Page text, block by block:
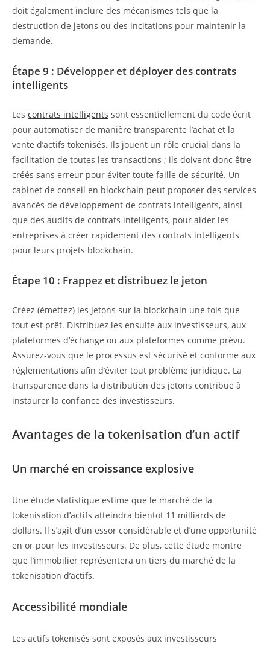
doit également inclure des mécanismes tels que la
destruction de jetons ou des incitations pour maintenir la
demande.
Étape 9 : Développer et déployer des contrats
intelligents
Les contrats intelligents sont essentiellement du code écrit
pour automatiser de manière transparente l’achat et la
vente d’actifs tokenisés. Ils jouent un rôle crucial dans la
facilitation de toutes les transactions ; ils doivent donc être
créés sans erreur pour éviter toute faille de sécurité. Un
cabinet de conseil en blockchain peut proposer des services
avancés de développement de contrats intelligents, ainsi
que des audits de contrats intelligents, pour aider les
entreprises à créer rapidement des contrats intelligents
pour leurs projets blockchain.
Étape 10 : Frappez et distribuez le jeton
Créez (émettez) les jetons sur la blockchain une fois que
tout est prêt. Distribuez les ensuite aux investisseurs, aux
plateformes d’échange ou aux plateformes comme prévu.
Assurez-vous que le processus est sécurisé et conforme aux
réglementations afin d’éviter tout problème juridique. La
transparence dans la distribution des jetons contribue à
instaurer la confiance des investisseurs.
Avantages de la tokenisation d’un actif
Un marché en croissance explosive
Une étude statistique estime que le marché de la
tokenisation d’actifs atteindra bientot 11 milliards de
dollars. Il s’agit d’un essor considérable et d’une opportunité
en or pour les investisseurs. De plus, cette étude montre
que l’immobilier représentera un tiers du marché de la
tokenisation d’actifs.
Accessibilité mondiale
Les actifs tokenisés sont exposés aux investisseurs